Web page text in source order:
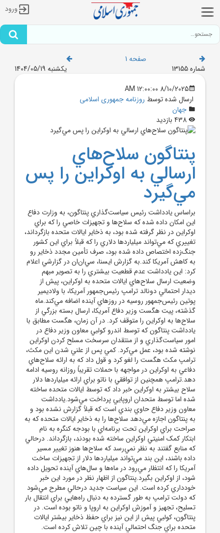
ورود
صفحه 1
شماره 13155
یکشنبه 1404/05/19
8/10/2025 12:00:00 AM
ارسال شده توسط روزنامه جمهوری اسلامی
جهان
پنتاگون سلاح‌هاي
ارسالي به اوکراين را پس
مي‌گيرد
براساس يادداشت رئيس سياست‌گذاري پنتاگون، به وزارت دفاع
اين امکان داده شده که سلاح‌ها و تجهيزات خاصي را که براي
اوکراين در نظر گرفته شده بود، به ذخاير ايالات متحده بازگرداند،
تغييري که مي‌تواند ميلياردها دلاري را که قبلاً براي اين کشور
جنگ‌زده اختصاص داده شده بود، صرف تأمين مجدد ذخاير رو
به کاهش آمريکا کند.به گزارش ايسنا، سي‌ان‌ان در گزارشي اعلام
کرد: اين يادداشت عدم قطعيت بيشتري را به تصوير مبهم
وضعيت ارسال سلاح‌هاي ايالات متحده به اوکراين، پيش از
ديدار احتمالي دونالد ترامپ رئيس‌جمهور آمريکا، با ولاديمير
پوتين رئيس‌جمهور روسيه در روزهاي آينده اضافه مي‌کند.ماه
گذشته، پيت هگست وزير دفاع آمريکا، ارسال بسته بزرگي از
سلاح‌ها به اوکراين را متوقف کرد. در آن زمان، هگست مطابق با
يادداشت پنتاگون که توسط اندرو کولبي معاون وزير دفاع در
امور سياست‌گذاري و از منتقدان سرسخت مسلح کردن اوکراين
نوشته شده بود، عمل مي‌کرد. کمي پس از علني شدن اين مکث،
ترامپ مکث هگست را لغو کرد و قول داد که به ارائه سلاح‌هاي
دفاعي به اوکراين در مواجهه با حملات تقريباً روزانه روسيه ادامه
دهد.ترامپ همچنين از توافقي با ناتو براي ارائه ميلياردها دلار
سلاح بيشتر به اوکراين خبر داد که توسط ايالات متحده ساخته
شده اما توسط متحدان اروپايي پرداخت مي‌شود.يادداشت
معاون وزير دفاع حاوي بندي است که قبلاً گزارش نشده بود و
به پنتاگون اجازه مي‌دهد سلاح‌ها را به ذخاير ايالات متحده که به
صراحت براي اوکراين تحت برنامه‌اي با بودجه کنگره به نام
ابتکار کمک امنيتي اوکراين ساخته شده بودند، بازگرداند. درحالي
که منابع گفتند به نظر نمي‌رسد که سلاح‌ها هنوز تغيير مسير
داده باشند، اين بند مي‌تواند ميلياردها دلار از تجهيزات ساخت
آمريکا را که انتظار مي‌رود در ماه‌ها و سال‌هاي آينده تحويل داده
شود، از اوکراين بگيرد.پنتاگون از اظهار نظر در مورد اين خبر
خودداري کرده است. اين سياست جديد درحالي مطرح مي‌شود
که دولت ترامپ به طور گسترده به دنبال راه‌هايي براي انتقال بار
تسليح، تجهيز و آموزش اوکراين به اروپا و ناتو بوده است. در
پنتاگون، کولبي پيش از اين نيز براي حفظ ذخاير بيشتر ايالات
متحده براي جنگ احتمالي آينده با چين تلاش کرده است.